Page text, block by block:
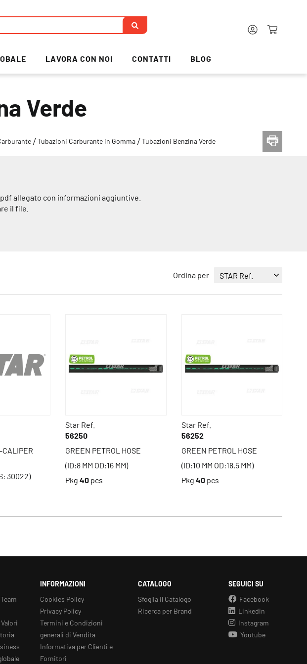
LAVORA CON NOI CONTATTI BLOG
Verde
Tubazioni Carburante in Gomma Tubazioni Benzina Verde
allegato con informazioni aggiuntive.
il file.
Ordina per
30022)
Star Ref.
56250
GREEN PETROL HOSE
(ID:8 MM OD:16 MM)
Pkg 40 pcs
Star Ref.
56252
GREEN PETROL HOSE
(ID:10 MM OD:18,5 MM)
Pkg 40 pcs
INFORMAZIONI
Cookies Policy
Privacy Policy
Termini e Condizioni
generali di Vendita
Informativa per Clienti e
Fornitori
CATALOGO
Sfoglia il Catalogo
Ricerca per Brand
SEGUICI SU
Facebook
Linkedin
Instagram
Youtube